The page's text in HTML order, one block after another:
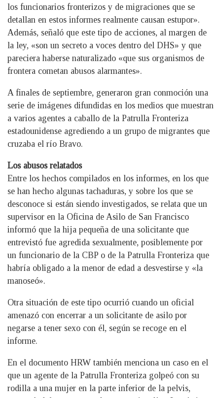
los funcionarios fronterizos y de migraciones que se
detallan en estos informes realmente causan estupor».
Además, señaló que este tipo de acciones, al margen de
la ley, «son un secreto a voces dentro del DHS» y que
pareciera haberse naturalizado «que sus organismos de
frontera cometan abusos alarmantes».
A finales de septiembre, generaron gran conmoción una
serie de imágenes difundidas en los medios que muestran
a varios agentes a caballo de la Patrulla Fronteriza
estadounidense agrediendo a un grupo de migrantes que
cruzaba el río Bravo.
Los abusos relatados
Entre los hechos compilados en los informes, en los que
se han hecho algunas tachaduras, y sobre los que se
desconoce si están siendo investigados, se relata que un
supervisor en la Oficina de Asilo de San Francisco
informó que la hija pequeña de una solicitante que
entrevistó fue agredida sexualmente, posiblemente por
un funcionario de la CBP o de la Patrulla Fronteriza que
habría obligado a la menor de edad a desvestirse y «la
manoseó».
Otra situación de este tipo ocurrió cuando un oficial
amenazó con encerrar a un solicitante de asilo por
negarse a tener sexo con él, según se recoge en el
informe.
En el documento HRW también menciona un caso en el
que un agente de la Patrulla Fronteriza golpeó con su
rodilla a una mujer en la parte inferior de la pelvis,